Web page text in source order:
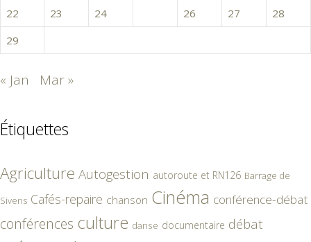
22
23 24 26 27
28
29
« Jan Mar »
Étiquettes
Agriculture Autogestion autoroute et RN126 Barrage de
Sivens Cafés-repaire chanson Cinéma conférence-débat
conférences culture danse documentaire débat